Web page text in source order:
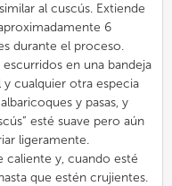
al cuscús. Extiende
6
durante el proceso.
en una bandeja
y cualquier otra especia
y pasas, y
esté suave pero aún
ligeramente.
caliente y, cuando esté
que estén crujientes.